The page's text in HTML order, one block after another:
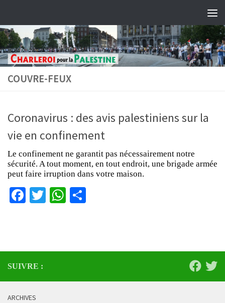
COUVRE-FEUX
Coronavirus : des avis palestiniens sur la
vie en confinement
Le confinement ne garantit pas nécessairement notre
sécurité. A tout moment, en tout endroit, une brigade armée
peut faire irruption dans votre maison.
Facebook
TwitterWhatsApp
SUIVRE :
ARCHIVES